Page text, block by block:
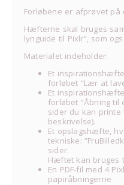
Forløbene er afprøvet på
Hæfterne skal bruges
lynguide til Pixlr”, som
Materialet indeholder:
Et
forløbet “Lær at
Et
forløbet “Åbning til
sider du kan printe
beskrivelse).
Et opslagshæfte,
tekniske:
sider.
Hæftet kan bruges
En PDF-fil med 4
papiråbningerne